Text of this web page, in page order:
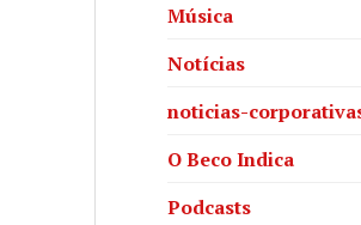
Música
Notícias
noticias-
O Beco Indica
Podcasts